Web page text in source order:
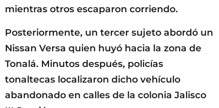
mientras otros escaparon corriendo.
Posteriormente, un tercer sujeto abordó un
Nissan Versa quien huyó hacia la zona de
Tonalá. Minutos después, policías
tonaltecas localizaron dicho vehículo
abandonado en calles de la colonia Jalisco